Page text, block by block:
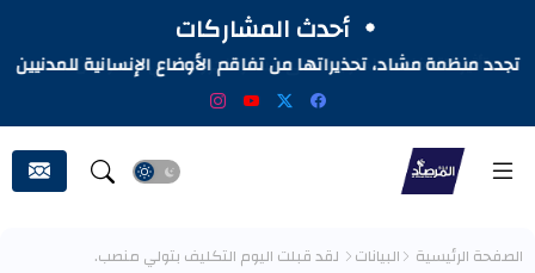
أحدث المشاركات
تجدد منظمة مشاد، تحذيراتها من تفاقم الأوضاع الإنسانية للمدنيين
المتأثرين بالحرب في السودان
الصفحة الرئيسية البيانات لقد قبلت اليوم التكليف بتولي منصب.